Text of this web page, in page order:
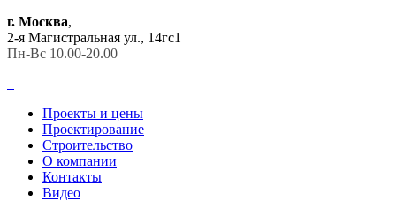
г. Москва,
2-я Магистральная ул., 14гс1
Пн-Вс 10.00-20.00
Проекты и цены
Проектирование
Строительство
О компании
Контакты
Видео